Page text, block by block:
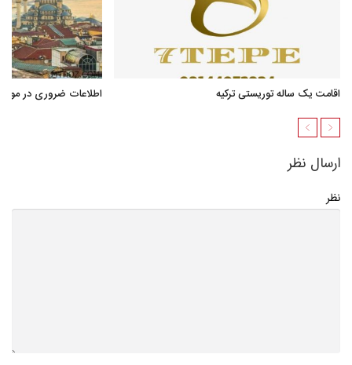
اقامت یک ساله توریستی ترکیه اطلاعات ضروری در
ارسال نظر
نظر